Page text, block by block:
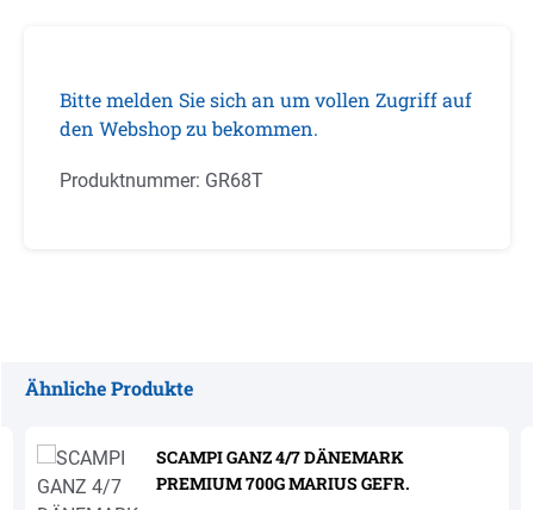
Bitte melden Sie sich an um vollen Zugriff auf
den Webshop zu bekommen.
Produktnummer: GR68T
Ähnliche Produkte
SCAMPI GANZ 4/7 DÄNEMARK
PREMIUM 700G MARIUS GEFR.